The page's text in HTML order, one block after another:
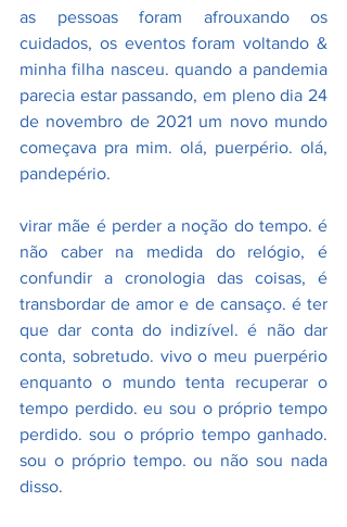
as pessoas foram afrouxando os
cuidados, os eventos foram voltando &
minha filha nasceu. quando a pandemia
parecia estar passando, em pleno dia 24
de novembro de 2021 um novo mundo
começava pra mim. olá, puerpério. olá,
pandepério.
virar mãe é perder a noção do tempo. é
não caber na medida do relógio, é
confundir a cronologia das coisas, é
transbordar de amor e de cansaço. é ter
que dar conta do indizível. é não dar
conta, sobretudo. vivo o meu puerpério
enquanto o mundo tenta recuperar o
tempo perdido. eu sou o próprio tempo
perdido. sou o próprio tempo ganhado.
sou o próprio tempo. ou não sou nada
disso.